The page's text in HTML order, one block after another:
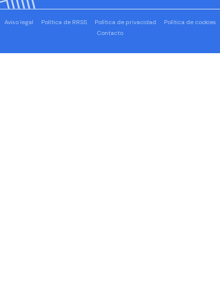
Aviso legal Política de RRSS Política de privacidad
Política de cookies
Contacto